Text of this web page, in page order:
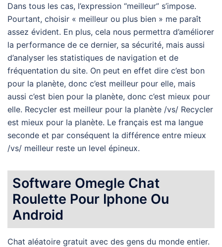
Dans tous les cas, l’expression “meilleur” s’impose.
Pourtant, choisir « meilleur ou plus bien » me paraît
assez évident. En plus, cela nous permettra d’améliorer
la performance de ce dernier, sa sécurité, mais aussi
d’analyser les statistiques de navigation et de
fréquentation du site. On peut en effet dire c’est bon
pour la planète, donc c’est meilleur pour elle, mais
aussi c’est bien pour la planète, donc c’est mieux pour
elle. Recycler est meilleur pour la planète /vs/ Recycler
est mieux pour la planète. Le français est ma langue
seconde et par conséquent la différence entre mieux
/vs/ meilleur reste un level épineux.
Software Omegle Chat
Roulette Pour Iphone Ou
Android
Chat aléatoire gratuit avec des gens du monde entier.